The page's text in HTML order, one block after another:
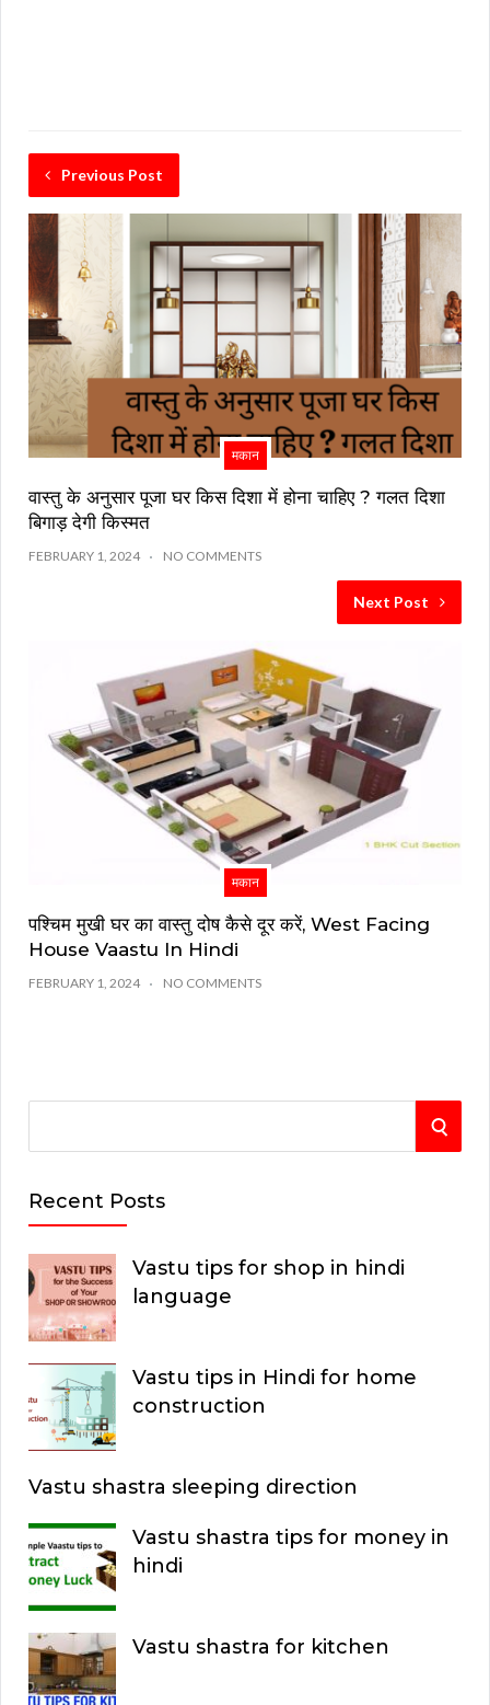
Previous Post
मकान
वास्तु के अनुसार पूजा घर किस दिशा में होना चाहिए ? गलत दिशा
बिगाड़ देगी किस्मत
FEBRUARY 1, 2024 NO COMMENTS
Next Post
मकान
पश्चिम मुखी घर का वास्तु दोष कैसे दूर करें, West Facing
House Vaastu In Hindi
FEBRUARY 1, 2024 NO COMMENTS
e
r
c
h
f
o
r
S
Recent Posts
Vastu tips for shop in hindi
language
Vastu tips in Hindi for home
construction
Vastu shastra sleeping direction
Vastu shastra tips for money in
hindi
Vastu shastra for kitchen